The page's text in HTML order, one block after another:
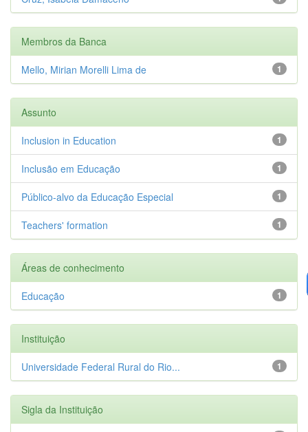
Membros da Banca
1
Mello, Mirian Morelli Lima de
Assunto
1
Inclusion in Education
1
Inclusão em Educação
1
Público-alvo da Educação Especial
1
Teachers' formation
Áreas de conhecimento
1
Educação
Instituição
1
Universidade Federal Rural do Rio...
Sigla da Instituição